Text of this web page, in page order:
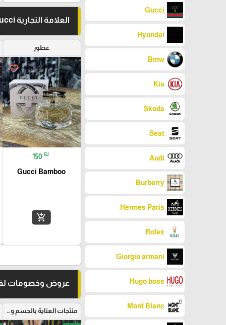
Gucci
Hyundai
Bmw
Kia
Skoda
Seat
Audi
Burberry
Hermes Paris
Rolex
Giorgio armani
Hugo boss
Mont Blanc
العلامة التجارية Gucci
عطور
favorite_border
150 ₪
Gucci Bamboo
add_shopping_cart
عروض وخصومات
منتجات العناية بالجسم والبشرة